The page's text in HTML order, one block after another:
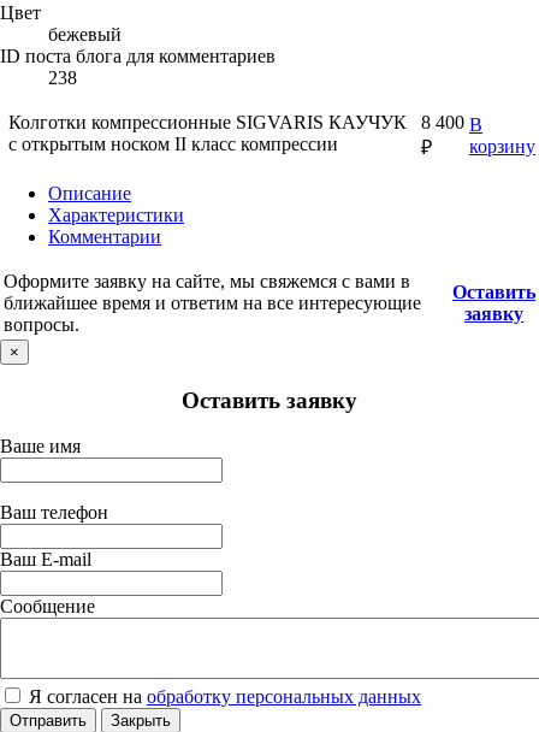
Цвет
бежевый
ID поста блога для комментариев
238
Колготки компрессионные SIGVARIS КАУЧУК
с открытым носком II класс компрессии
8 400
₽
В
корзину
Описание
Характеристики
Комментарии
Оформите заявку на сайте, мы свяжемся с вами в
ближайшее время и ответим на все интересующие
вопросы.
Оставить
заявку
×
Оставить заявку
Ваше имя
Ваш телефон
Ваш E-mail
Сообщение
Я согласен на обработку персональных данных
Отправить Закрыть